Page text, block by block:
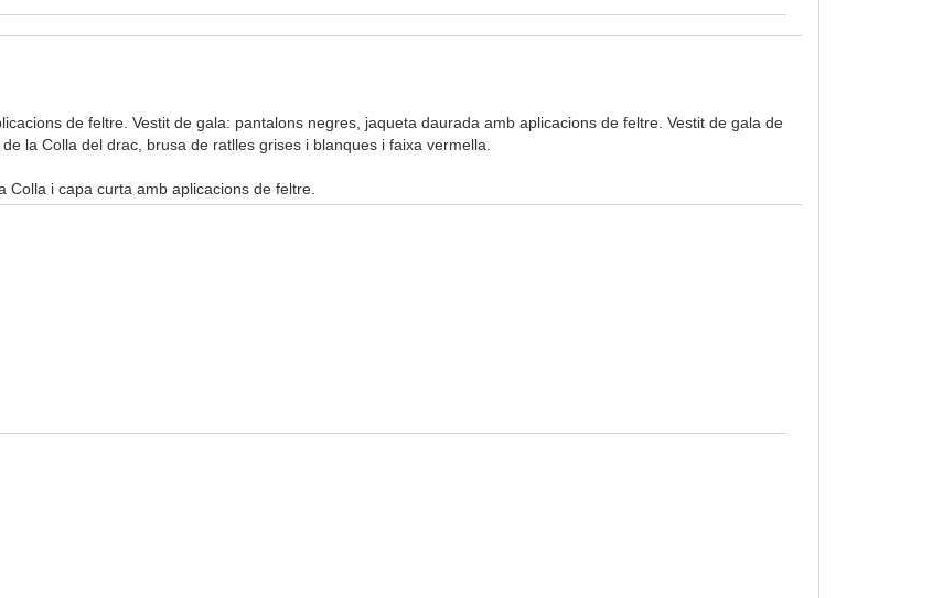
de feltre. Vestit de gala: pantalons negres, jaqueta daurada amb aplicacions de feltre. Vestit de gala de
la Colla del drac, brusa de ratlles grises i blanques i faixa vermella.
i capa curta amb aplicacions de feltre.